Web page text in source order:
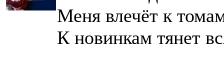
Меня влечёт к
К новинкам тянет